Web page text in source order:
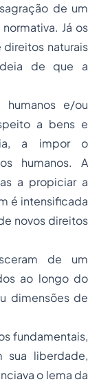
de um
Já os
naturais
de que a
humanos e/ou
a bens e
a impor o
humanos. A
a propiciar a
é intensificada
novos direitos
de um
ao longo do
dimensões de
fundamentais,
sua liberdade,
o lema da